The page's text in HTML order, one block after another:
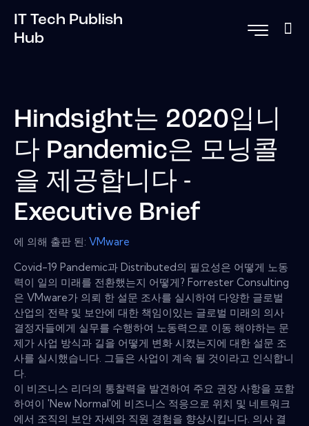
IT Tech Publish
Hub
Hindsight는 2020입니
다 Pandemic은 모닝콜
을 제공합니다 -
Executive Brief
에 의해 출판 된: VMware
Covid-19 Pandemic과 Distributed의 필요성은 어떻게 노동
력이 일의 미래를 전환했는지 어떻게? Forrester Consulting
은 VMware가 의뢰 한 설문 조사를 실시하여 다양한 글로벌
산업의 전략 및 보안에 대한 책임이있는 글로벌 미래의 의사
결정자들에게 실무를 수행하여 노동력으로 이동 해야하는 문
제가 사업 방식과 길을 어떻게 변화 시켰는지에 대한 설문 조
사를 실시했습니다. 그들은 사업이 계속 될 것이라고 인식합니
다.
이 비즈니스 리더의 통찰력을 발견하여 주요 권장 사항을 포함
하여이 'New Normal'에 비즈니스 적응으로 위치 및 네트워크
에서 조직의 보안 자세와 직원 경험을 향상시킵니다. 의사 결